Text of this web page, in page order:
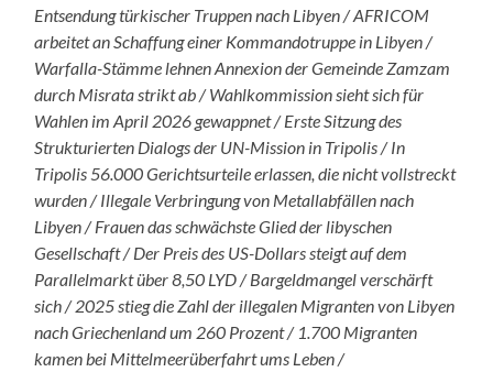
Entsendung türkischer Truppen nach Libyen / AFRICOM
arbeitet an Schaffung einer Kommandotruppe in Libyen /
Warfalla-Stämme lehnen Annexion der Gemeinde Zamzam
durch Misrata strikt ab / Wahlkommission sieht sich für
Wahlen im April 2026 gewappnet / Erste Sitzung des
Strukturierten Dialogs der UN-Mission in Tripolis / In
Tripolis 56.000 Gerichtsurteile erlassen, die nicht vollstreckt
wurden / Illegale Verbringung von Metallabfällen nach
Libyen / Frauen das schwächste Glied der libyschen
Gesellschaft / Der Preis des US-Dollars steigt auf dem
Parallelmarkt über 8,50 LYD / Bargeldmangel verschärft
sich / 2025 stieg die Zahl der illegalen Migranten von Libyen
nach Griechenland um 260 Prozent ​​/ 1.700 Migranten
kamen bei Mittelmeerüberfahrt ums Leben /